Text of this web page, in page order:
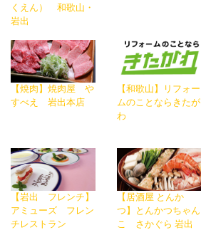
くえん） 和歌山・
岩出
【焼肉】焼肉屋 や
すべえ 岩出本店
【和歌山】リフォー
ムのことならきたが
わ
【岩出 フレンチ】
アミューズ フレン
チレストラン
【居酒屋 とんか
つ】とんかつちゃん
こ さかぐら 岩出